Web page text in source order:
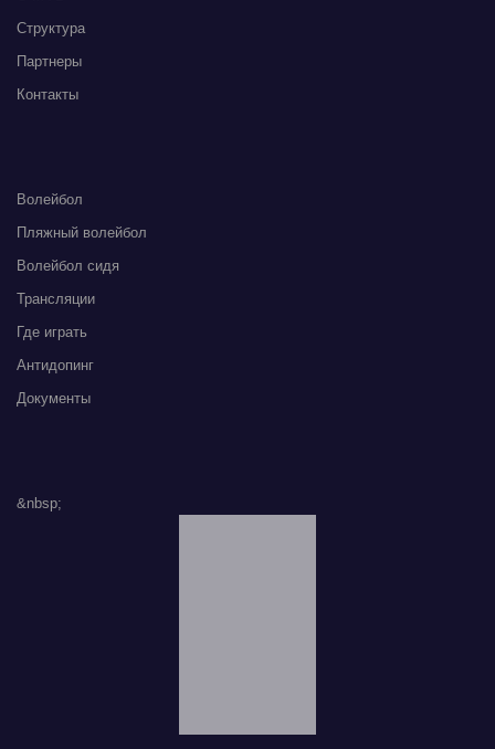
Структура
Партнеры
Контакты
Волейбол
Пляжный волейбол
Волейбол сидя
Трансляции
Где играть
Антидопинг
Документы
&nbsp;